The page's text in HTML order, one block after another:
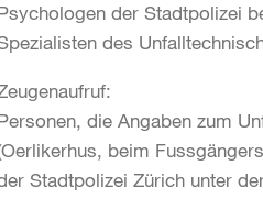
der Stadtpolizei
des
die Angaben zum
beim
Stadtpolizei Zürich unter